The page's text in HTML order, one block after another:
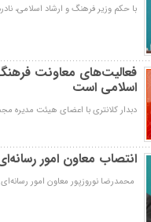
با حکم وزیر فرهنگ و ارشاد اسلامی،
فعالیت‌های معاونت
اسلامی است
دبدار کلانتری با اعضای هیئت مدیره
انتصاب معاون امور
محمدرضا نوروزپور معاون امور